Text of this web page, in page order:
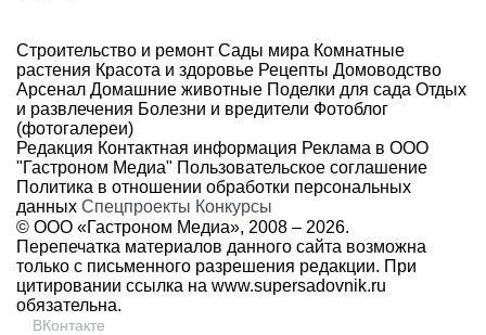
Строительство и ремонт Сады мира Комнатные
растения Красота и здоровье Рецепты Домоводство
Арсенал Домашние животные Поделки для сада Отдых
и развлечения Болезни и вредители Фотоблог
(фотогалереи)
Редакция Контактная информация Реклама в ООО
"Гастроном Медиа" Пользовательское соглашение
Политика в отношении обработки персональных
данных Спецпроекты Конкурсы
© ООО «Гастроном Медиа», 2008 – 2026.
Перепечатка материалов данного сайта возможна
только с письменного разрешения редакции. При
цитировании ссылка на www.supersadovnik.ru
обязательна.
ВКонтакте